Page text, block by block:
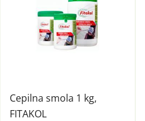
Cepilna smola 1 kg,
FITAKOL